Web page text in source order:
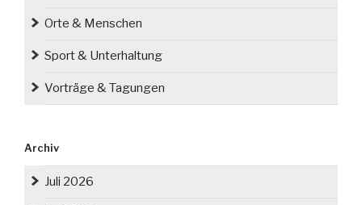
Orte & Menschen
Sport & Unterhaltung
Vorträge & Tagungen
Archiv
Juli 2026